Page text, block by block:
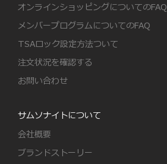
オンラインショッピングについてのFAQ
メンバープログラムについてのFAQ
TSAロック設定方法ついて
注文状況を確認する
お問い合わせ
サムソナイトについて
会社概要
ブランドストーリー